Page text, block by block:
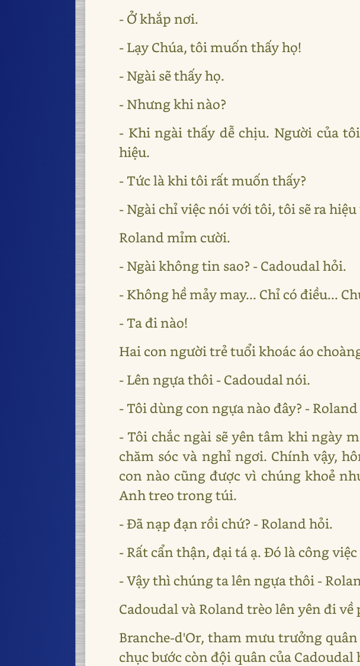
- Ở khắp nơi.
- Lạy Chúa, tôi muốn thấy họ!
- Ngài sẽ thấy họ.
- Nhưng khi nào?
- Khi ngài thấy dễ chịu. Người của
hiệu.
- Tức là khi tôi rất muốn thấy?
- Ngài chỉ việc nói với tôi, tôi sẽ ra
Roland mỉm cười.
- Ngài không tin sao? - Cadoudal hỏi.
- Không hề mảy may... Chỉ có điều...
- Ta đi nào!
Hai con người trẻ tuổi khoác áo
- Lên ngựa thôi - Cadoudal nói.
- Tôi dùng con ngựa nào đây? -
- Tôi chắc ngài sẽ yên tâm khi ngày
chăm sóc và nghỉ ngơi. Chính vậy,
con nào cũng được vì chúng khoẻ
Anh treo trong túi.
- Đã nạp đạn rồi chứ? - Roland hỏi.
- Rất cẩn thận, đại tá ạ. Đó là công
- Vậy thì chúng ta lên ngựa thôi -
Cadoudal và Roland trèo lên yên đi về
Branche-d'Or, tham mưu trưởng
chục bước còn đội quân của